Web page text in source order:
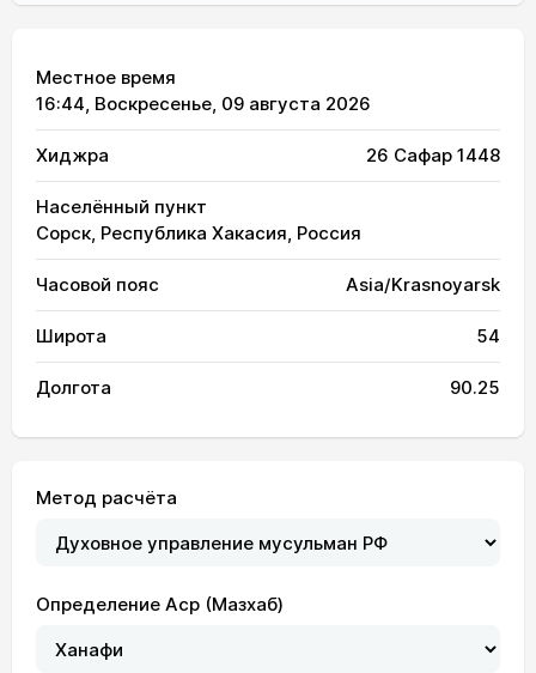
Местное время
16:44, Воскресенье, 09 августа 2026
Хиджра 26 Сафар 1448
Населённый пункт
Сорск, Республика Хакасия, Россия
Часовой пояс Asia/Krasnoyarsk
Широта 54
Долгота 90.25
Метод расчёта
Определение Аср (Мазхаб)
01, Сб 03:00 05:12 13:05